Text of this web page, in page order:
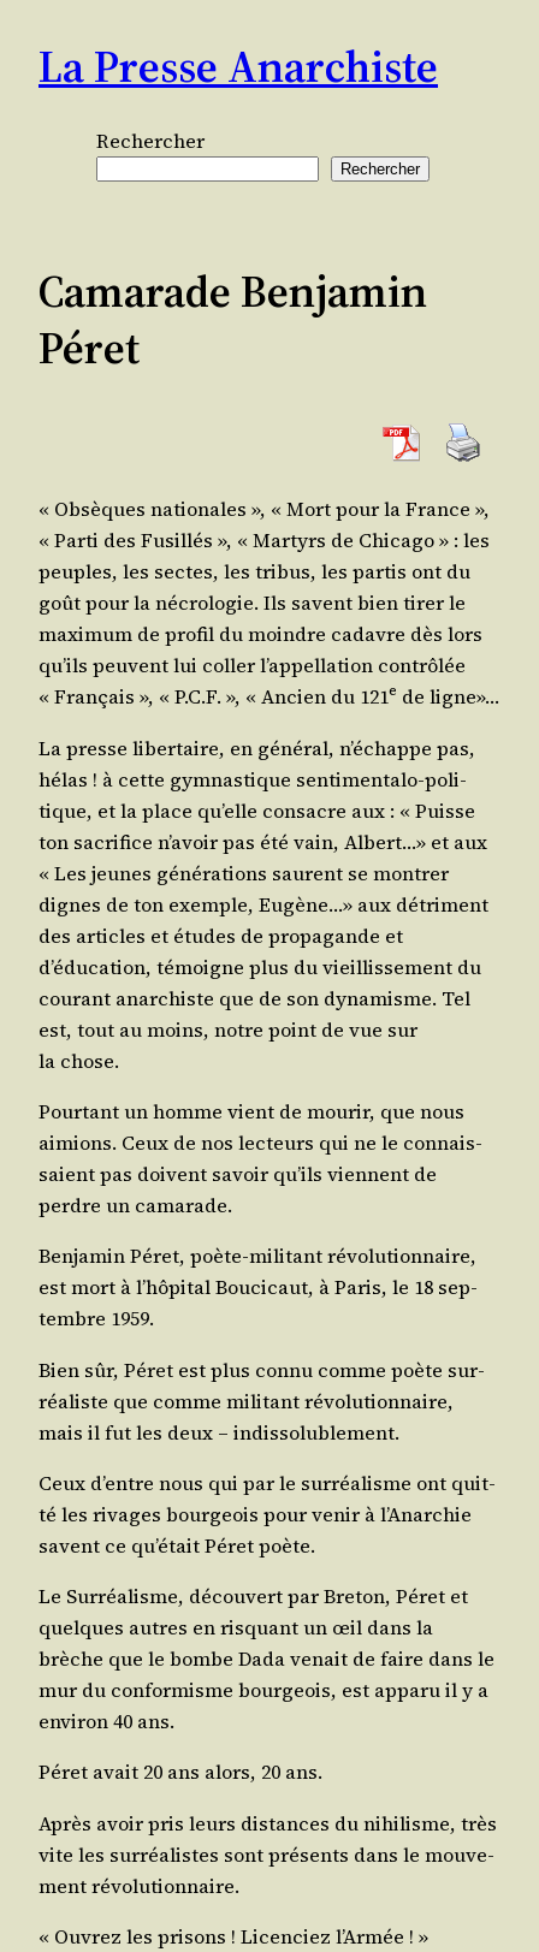
contenu
La Presse Anarchiste
Rechercher
Rechercher
Camarade Benjamin
Péret
« Obsèques natio­nales », « Mort pour la France »,
« Par­ti des Fusillés », « Mar­tyrs de Chi­ca­go » : les
peuples, les sectes, les tri­bus, les par­tis ont du
goût pour la nécro­lo­gie. Ils savent bien tirer le
maxi­mum de pro­fil du moindre cadavre dès lors
qu’ils peuvent lui col­ler l’appellation contrô­lée
« Fran­çais », « P.C.F. », « Ancien du 121e de ligne»…
La presse liber­taire, en géné­ral, n’échappe pas,
hélas ! à cette gym­nas­tique sen­ti­men­ta­lo-poli­
tique, et la place qu’elle consacre aux : « Puisse
ton sacri­fice n’avoir pas été vain, Albert…» et aux
« Les jeunes géné­ra­tions saurent se mon­trer
dignes de ton exemple, Eugène…» aux détri­ment
des articles et études de pro­pa­gande et
d’éducation, témoigne plus du vieillis­se­ment du
cou­rant anar­chiste que de son dyna­misme. Tel
est, tout au moins, notre point de vue sur
la chose.
Pour­tant un homme vient de mou­rir, que nous
aimions. Ceux de nos lec­teurs qui ne le connais­
saient pas doivent savoir qu’ils viennent de
perdre un camarade.
Ben­ja­min Péret, poète-mili­tant révo­lu­tion­naire,
est mort à l’hôpital Bou­ci­caut, à Paris, le 18 sep­
tembre 1959.
Bien sûr, Péret est plus connu comme poète sur­
réa­liste que comme mili­tant révo­lu­tion­naire,
mais il fut les deux – indissolublement.
Ceux d’entre nous qui par le sur­réa­lisme ont quit­
té les rivages bour­geois pour venir à l’Anarchie
savent ce qu’était Péret poète.
Le Sur­réa­lisme, décou­vert par Bre­ton, Péret et
quelques autres en ris­quant un œil dans la
brèche que le bombe Dada venait de faire dans le
mur du confor­misme bour­geois, est appa­ru il y a
envi­ron 40 ans.
Péret avait 20 ans alors, 20 ans.
Après avoir pris leurs dis­tances du nihi­lisme, très
vite les sur­réa­listes sont pré­sents dans le mou­ve­
ment révolutionnaire.
« Ouvrez les pri­sons ! Licen­ciez l’Armée ! »